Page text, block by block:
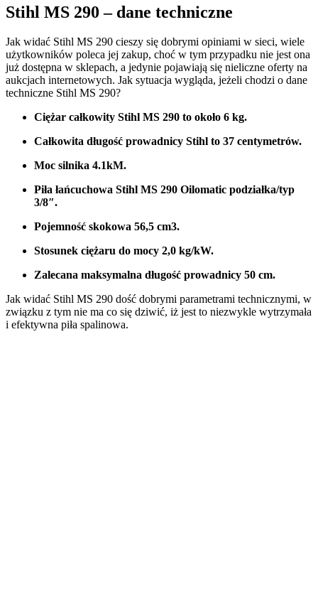
Stihl MS 290 – dane techniczne
Jak widać Stihl MS 290 cieszy się dobrymi opiniami w sieci, wiele
użytkowników poleca jej zakup, choć w tym przypadku nie jest ona
już dostępna w sklepach, a jedynie pojawiają się nieliczne oferty na
aukcjach internetowych. Jak sytuacja wygląda, jeżeli chodzi o dane
techniczne Stihl MS 290?
Ciężar całkowity Stihl MS 290 to około 6 kg.
Całkowita długość prowadnicy Stihl to 37 centymetrów.
Moc silnika 4.1kM.
Piła łańcuchowa Stihl MS 290 Oilomatic podziałka/typ
3/8″.
Pojemność skokowa 56,5 cm3.
Stosunek ciężaru do mocy 2,0 kg/kW.
Zalecana maksymalna długość prowadnicy 50 cm.
Jak widać Stihl MS 290 dość dobrymi parametrami technicznymi, w
związku z tym nie ma co się dziwić, iż jest to niezwykle wytrzymała
i efektywna piła spalinowa.